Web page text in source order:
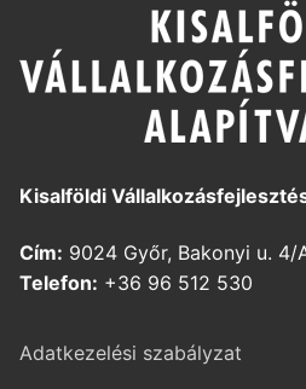
Kisalföldi
Cím: 9024 Győr, Bakonyi u. 4/
Telefon: +36 96 512 530
Adatkezelési szabályzat